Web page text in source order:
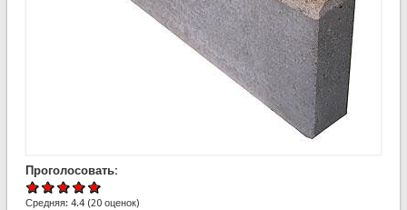
Проголосовать:
Средняя: 4.4 (20оценок)